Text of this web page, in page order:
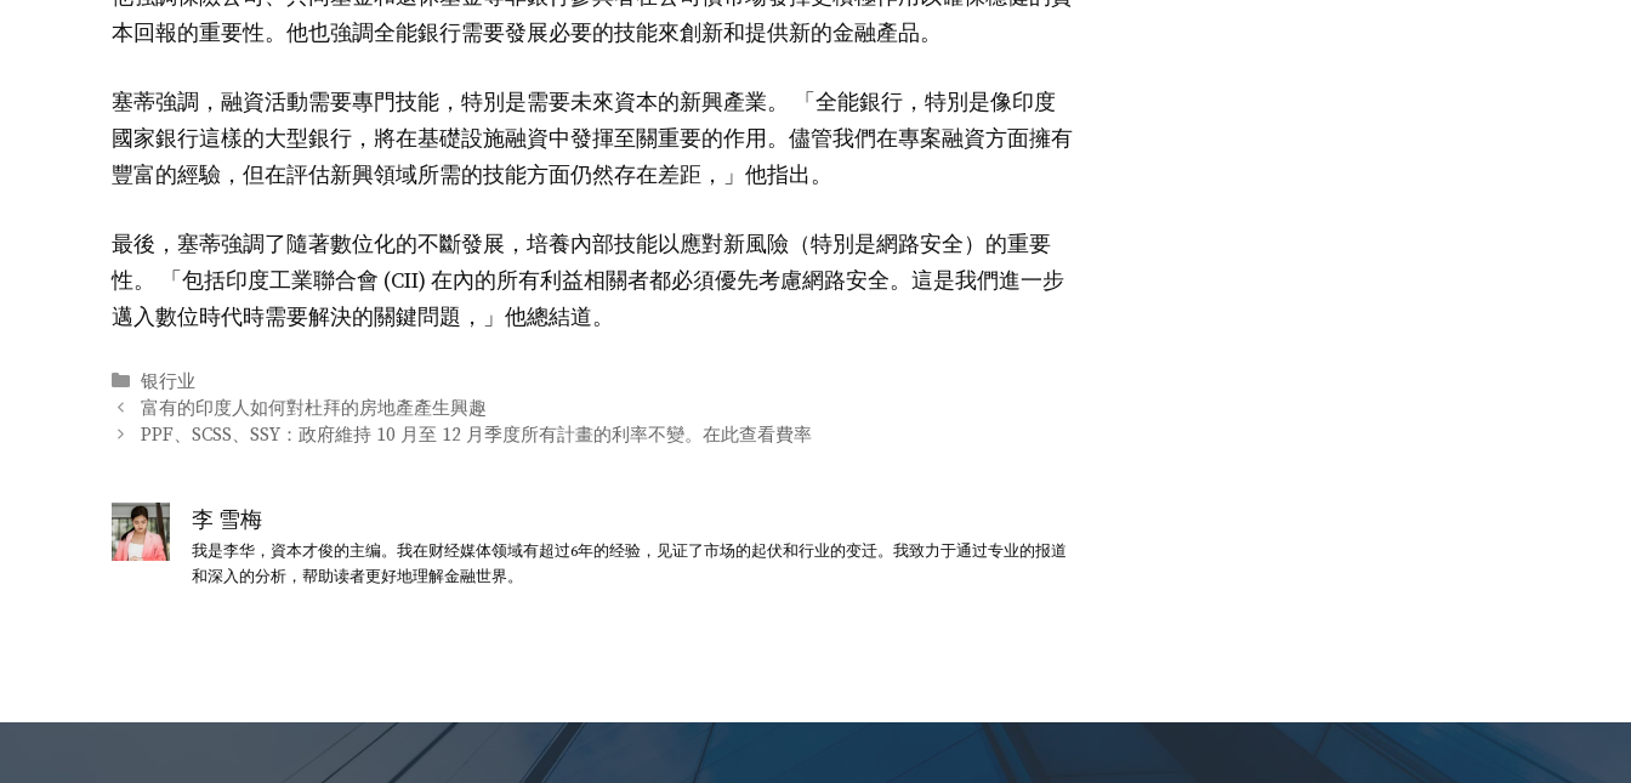
本回報的重要性。他也強調全能銀行需要發展必要的技能來創新和提供新的金融產品。
塞蒂強調，融資活動需要專門技能，特別是需要未來資本的新興產業。 「全能銀行，特別是像印度
國家銀行這樣的大型銀行，將在基礎設施融資中發揮至關重要的作用。儘管我們在專案融資方面擁有
豐富的經驗，但在評估新興領域所需的技能方面仍然存在差距，」他指出。
最後，塞蒂強調了隨著數位化的不斷發展，培養內部技能以應對新風險（特別是網路安全）的重要
性。 「包括印度工業聯合會 (CII) 在內的所有利益相關者都必須優先考慮網路安全。這是我們進一步
邁入數位時代時需要解決的關鍵問題，」他總結道。
分
类
银行业
富有的印度人如何對杜拜的房地產產生興趣
PPF、SCSS、SSY：政府維持 10 月至 12 月季度所有計畫的利率不變。在此查看費率
李 雪梅
我是李华，資本才俊的主编。我在财经媒体领域有超过6年的经验，见证了市场的起伏和行业的变迁。我致力于通过专业的报道
和深入的分析，帮助读者更好地理解金融世界。